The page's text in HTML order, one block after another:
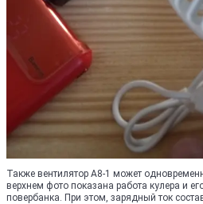
Также вентилятор A8-1 может
верхнем фото показана работа кулера и
повербанка. При этом, зарядный ток